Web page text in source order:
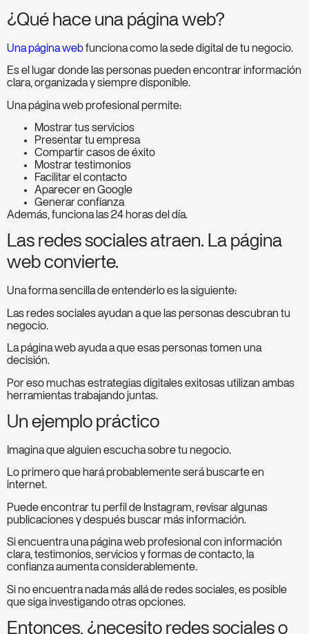
¿Qué hace una página web?
Una página webfunciona como la sede digital de tu negocio.
Es el lugar donde las personas pueden encontrar información
clara, organizada y siempre disponible.
Una página web profesional permite:
Mostrar tus servicios
Presentar tu empresa
Compartir casos de éxito
Mostrar testimonios
Facilitar el contacto
Aparecer en Google
Generar confianza
Además, funciona las 24 horas del día.
Las redes sociales atraen. La página
web convierte.
Una forma sencilla de entenderlo es la siguiente:
Las redes sociales ayudan a que las personas descubran tu
negocio.
La página web ayuda a que esas personas tomen una
decisión.
Por eso muchas estrategias digitales exitosas utilizan ambas
herramientas trabajando juntas.
Un ejemplo práctico
Imagina que alguien escucha sobre tu negocio.
Lo primero que hará probablemente será buscarte en
internet.
Puede encontrar tu perfil de Instagram, revisar algunas
publicaciones y después buscar más información.
Si encuentra una página web profesional con información
clara, testimonios, servicios y formas de contacto, la
confianza aumenta considerablemente.
Si no encuentra nada más allá de redes sociales, es posible
que siga investigando otras opciones.
Entonces, ¿necesito redes sociales o